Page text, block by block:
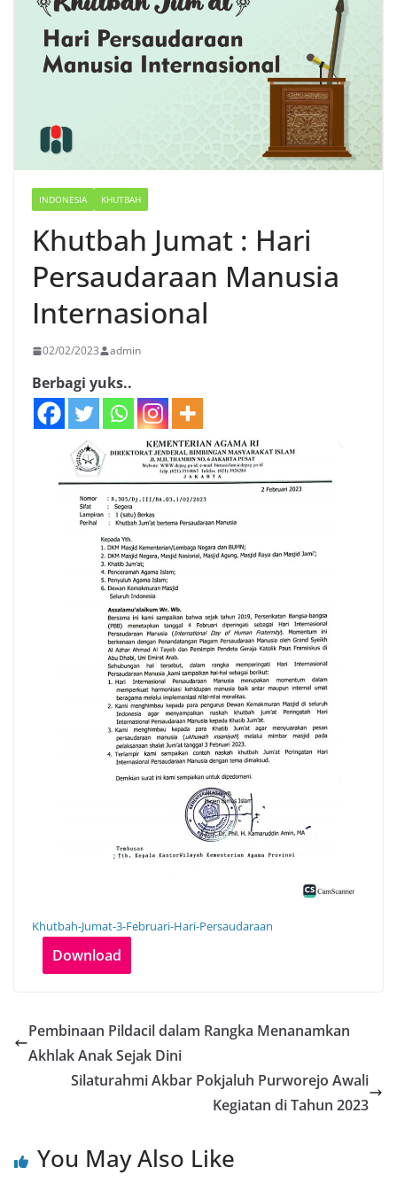
INDONESIA KHUTBAH
Khutbah Jumat : Hari
Persaudaraan Manusia
Internasional
02/02/2023 admin
Berbagi yuks..
Khutbah-Jumat-3-Februari-Hari-Persaudaraan
Download
Pembinaan Pildacil dalam Rangka Menanamkan
Akhlak Anak Sejak Dini
Silaturahmi Akbar Pokjaluh Purworejo Awali
Kegiatan di Tahun 2023
You May Also Like